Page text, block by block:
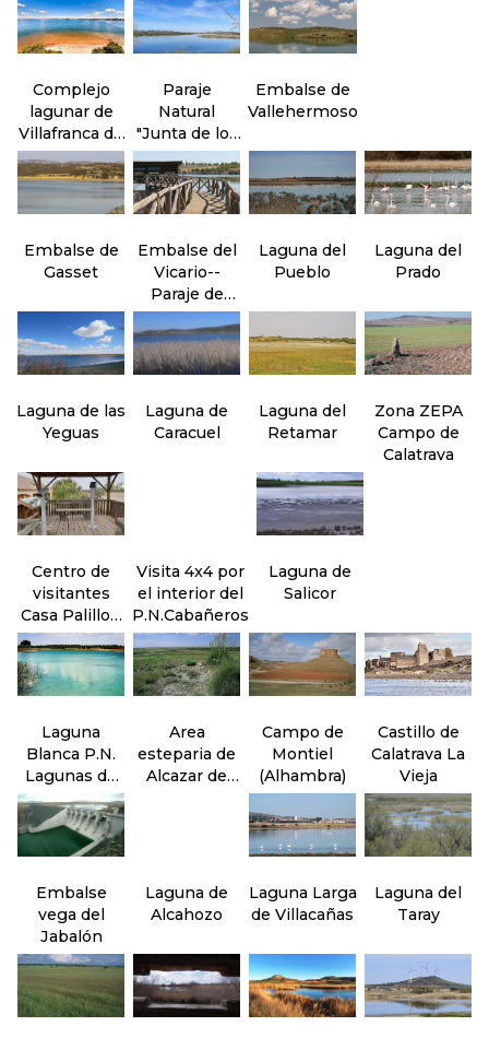
Complejo
lagunar de
Villafranca de
los
Caballeros
Paraje
Natural
"Junta de los
ríos" Záncara
y Cigüela
Embalse de
Vallehermoso
Embalse de
Gasset
Embalse del
Vicario--
Paraje de
Peralvillo
Laguna del
Pueblo
Laguna del
Prado
Laguna de las
Yeguas
Laguna de
Caracuel
Laguna del
Retamar
Zona ZEPA
Campo de
Calatrava
Centro de
visitantes
Casa Palillos.
P.N.
Cabañeros
Visita 4x4 por
el interior del
P.N.Cabañeros
Laguna de
Salicor
Laguna
Blanca P.N.
Lagunas de
Ruidera
Area
esteparia de
Alcazar de
Campo de
Montiel
(Alhambra)
Castillo de
Calatrava La
Vieja
Embalse
vega del
Jabalón
Laguna de
Alcahozo
Laguna Larga
de Villacañas
Laguna del
Taray